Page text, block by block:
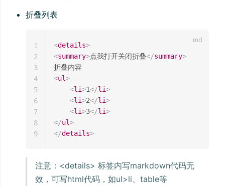
折叠列表
<details>
<summary>点我打开关闭折叠</summary>
<ul>
<li>1</li>
<li>2</li>
<li>3</li>
</ul>
</details>
1
2
3
4
5
6
7
8
9
注意：<details> 标签内写markdown代码无
效，可写html代码，如ul>li、table等